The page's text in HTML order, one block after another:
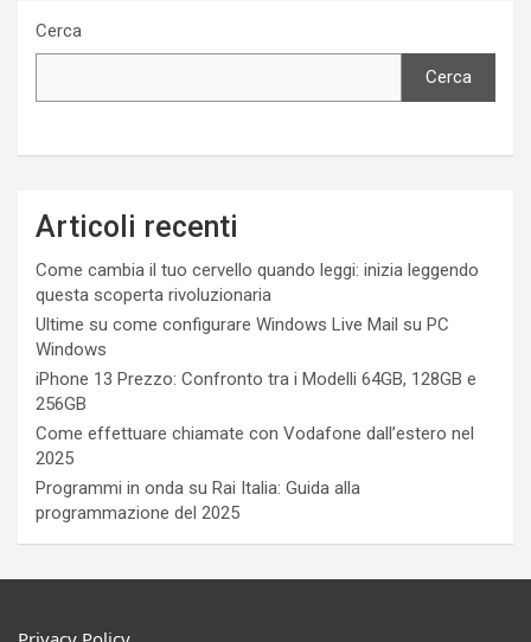
Cerca
Cerca
Articoli recenti
Come cambia il tuo cervello quando leggi: inizia leggendo
questa scoperta rivoluzionaria
Ultime su come configurare Windows Live Mail su PC
Windows
iPhone 13 Prezzo: Confronto tra i Modelli 64GB, 128GB e
256GB
Come effettuare chiamate con Vodafone dall’estero nel
2025
Programmi in onda su Rai Italia: Guida alla
programmazione del 2025